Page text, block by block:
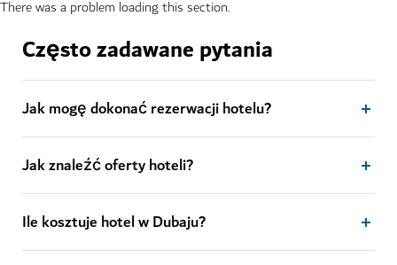
There was a problem loading this section.
Często zadawane pytania
Jak mogę dokonać rezerwacji hotelu?
Jak znaleźć oferty hoteli?
Ile kosztuje hotel w Dubaju?